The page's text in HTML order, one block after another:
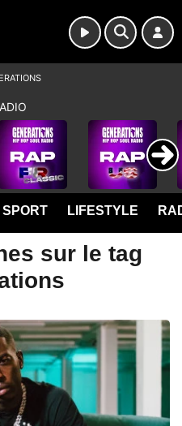
SPORT LIFESTYLE
sur le tag